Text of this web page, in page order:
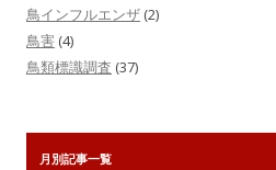
鳥インフルエンザ (2)
鳥害 (4)
鳥類標識調査 (37)
月別記事一覧